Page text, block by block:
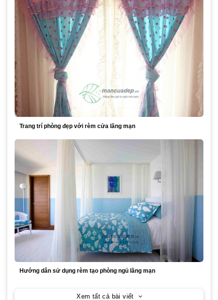
Trang trí phòng đẹp với rèm cửa lãng mạn
Hướng dẫn sử dụng rèm tạo phòng ngủ lãng mạn
Xem tất cả bài viết